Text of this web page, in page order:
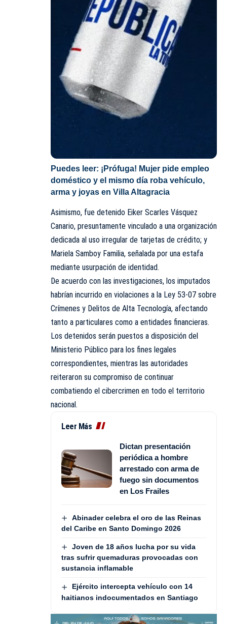
Puedes leer: ¡Prófuga! Mujer pide empleo
doméstico y el mismo día roba vehículo,
arma y joyas en Villa Altagracia
Asimismo, fue detenido Eiker Scarles Vásquez
Canario, presuntamente vinculado a una organización
dedicada al uso irregular de tarjetas de crédito; y
Mariela Samboy Familia, señalada por una estafa
mediante usurpación de identidad.
De acuerdo con las investigaciones, los imputados
habrían incurrido en violaciones a la Ley 53-07 sobre
Crímenes y Delitos de Alta Tecnología, afectando
tanto a particulares como a entidades financieras.
Los detenidos serán puestos a disposición del
Ministerio Público para los fines legales
correspondientes, mientras las autoridades
reiteraron su compromiso de continuar
combatiendo el cibercrimen en todo el territorio
nacional.
Leer Más
Dictan presentación
periódica a hombre
arrestado con arma de
fuego sin documentos
en Los Frailes
Abinader celebra el oro de las Reinas
del Caribe en Santo Domingo 2026
Joven de 18 años lucha por su vida
tras sufrir quemaduras provocadas con
sustancia inflamable
Ejército intercepta vehículo con 14
haitianos indocumentados en Santiago